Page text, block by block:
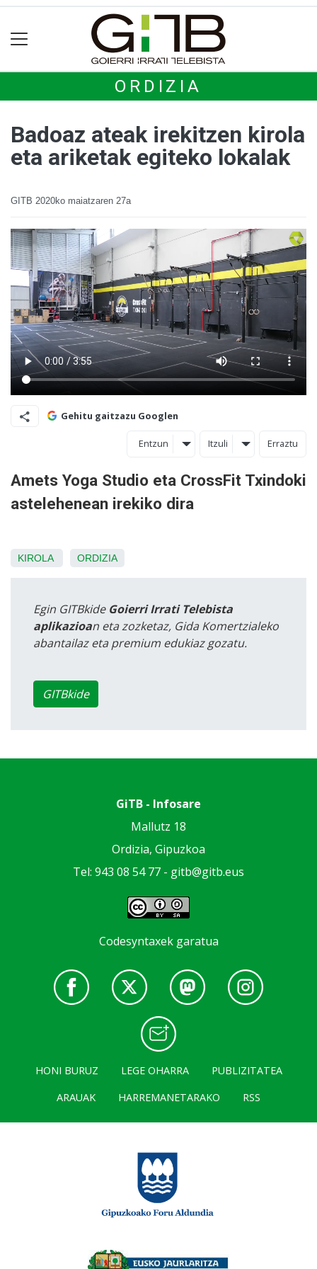
ORDIZIA
Badoaz ateak irekitzen kirola
eta ariketak egiteko lokalak
GITB 2020ko maiatzaren 27a
Gehitu gaitzazu Googlen
Entzun Itzuli Erraztu
Amets Yoga Studio eta CrossFit Txindoki
astelehenean irekiko dira
KIROLA ORDIZIA
Egin GITBkide Goierri Irrati Telebista
aplikazioan eta zozketaz, Gida Komertzialeko
abantailaz eta premium edukiaz gozatu.
GITBkide
GiTB - Infosare
Mallutz 18
Ordizia, Gipuzkoa
Tel: 943 08 54 77 - gitb@gitb.eus
Codesyntaxek garatua
HONI BURUZ LEGE OHARRA
PUBLIZITATEA
ARAUAK
HARREMANETARAKO RSS